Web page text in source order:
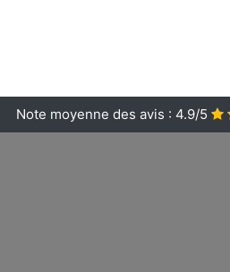
Note moyenne des avis : 4.9/5